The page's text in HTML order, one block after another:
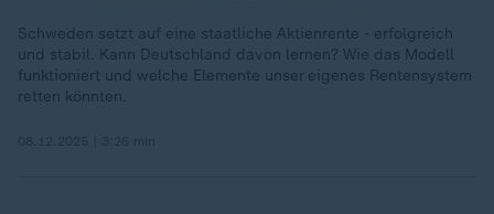
Schweden setzt auf eine staatliche Aktienrente - erfolgreich
und stabil. Kann Deutschland davon lernen? Wie das Modell
funktioniert und welche Elemente unser eigenes Rentensystem
retten könnten.